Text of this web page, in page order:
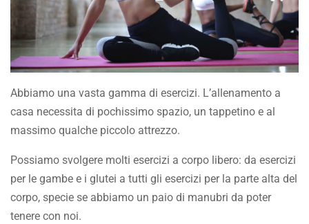
Abbiamo una vasta gamma di esercizi. L’allenamento a
casa necessita di pochissimo spazio, un tappetino e al
massimo qualche piccolo attrezzo.
Possiamo svolgere molti esercizi a corpo libero: da esercizi
per le gambe e i glutei a tutti gli esercizi per la parte alta del
corpo, specie se abbiamo un paio di manubri da poter
tenere con noi.